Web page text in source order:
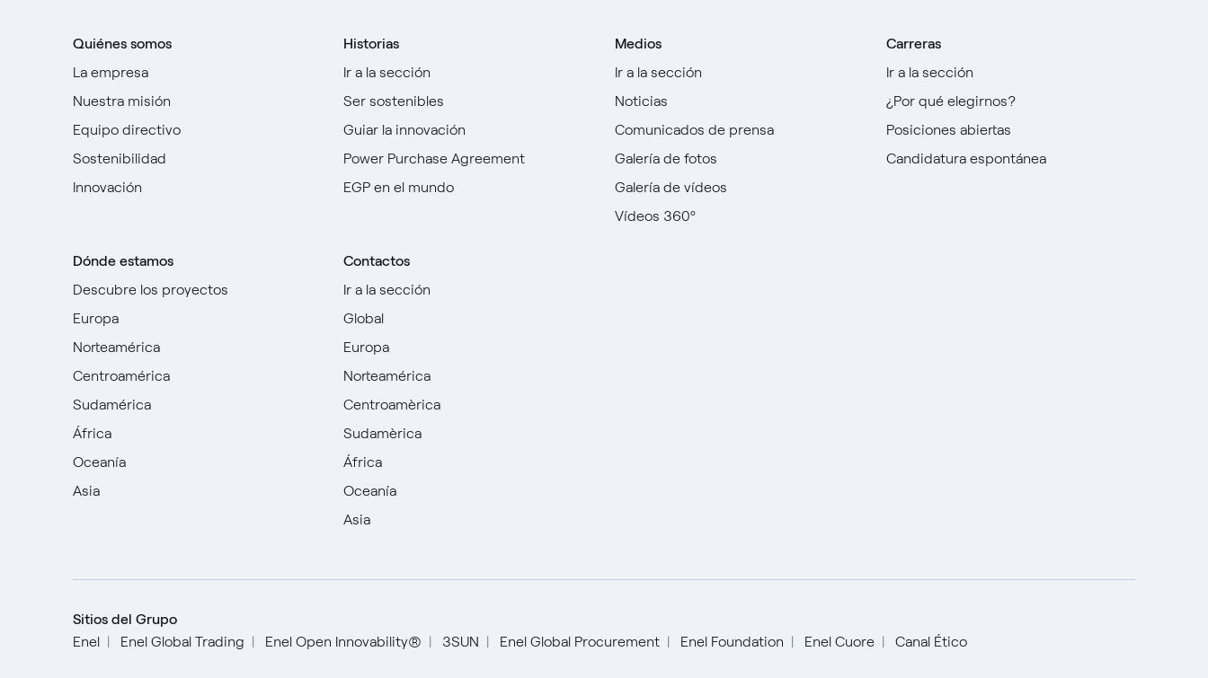
Quiénes somos
La empresa
Nuestra misión
Equipo directivo
Sostenibilidad
Innovación
Dónde estamos
Descubre los proyectos
Europa
Norteamérica
Centroamérica
Sudamérica
África
Oceanía
Asia
Historias
Ir a la sección
Ser sostenibles
Guiar la innovación
Power Purchase Agreement
EGP en el mundo
Contactos
Ir a la sección
Global
Europa
Norteamérica
Centroamèrica
Sudamèrica
África
Oceanía
Asia
Medios
Ir a la sección
Noticias
Comunicados de prensa
Galería de fotos
Galería de vídeos
Vídeos 360º
Carreras
Ir a la sección
¿Por qué elegirnos?
Posiciones abiertas
Candidatura espontánea
Sitios del Grupo
Enel
Enel Global Trading Enel Open Innovability® 3SUN Enel Global Procurement Enel Foundation Enel Cuore
Canal Ético